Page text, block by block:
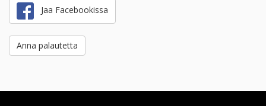
Jaa Facebookissa
Anna palautetta